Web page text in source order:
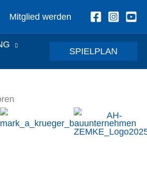
Mitglied werden
SPIELPLAN